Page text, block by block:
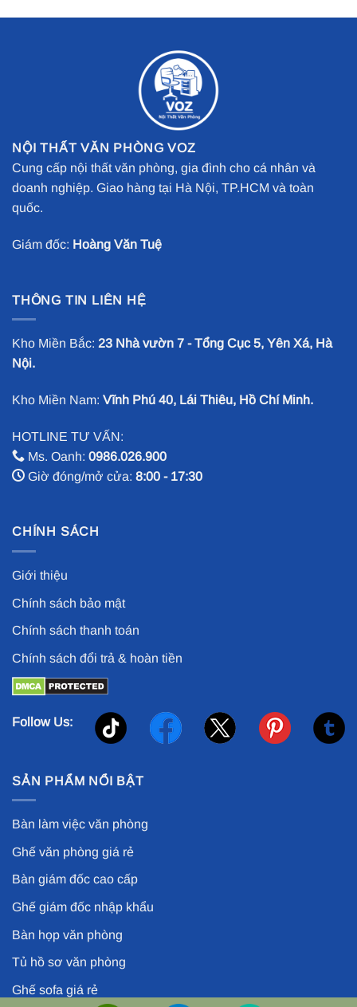
NỘI THẤT VĂN PHÒNG VOZ
Cung cấp nội thất văn phòng, gia đình cho cá nhân và
doanh nghiệp. Giao hàng tại Hà Nội, TP.HCM và toàn
quốc.
Giám đốc: Hoàng Văn Tuệ
THÔNG TIN LIÊN HỆ
Kho Miền Bắc: 23 Nhà vườn 7 - Tổng Cục 5, Yên Xá, Hà
Nội.
Kho Miền Nam: Vĩnh Phú 40, Lái Thiêu, Hồ Chí Minh.
HOTLINE TƯ VẤN:
Ms. Oanh: 0986.026.900
Giờ đóng/mở cửa: 8:00 - 17:30
CHÍNH SÁCH
Giới thiệu
Chính sách bảo mật
Chính sách thanh toán
Chính sách đổi trả & hoàn tiền
Follow Us:
SẢN PHẨM NỔI BẬT
Bàn làm việc văn phòng
Ghế văn phòng giá rẻ
Bàn giám đốc cao cấp
Ghế giám đốc nhập khẩu
Bàn họp văn phòng
Tủ hồ sơ văn phòng
Ghế sofa giá rẻ